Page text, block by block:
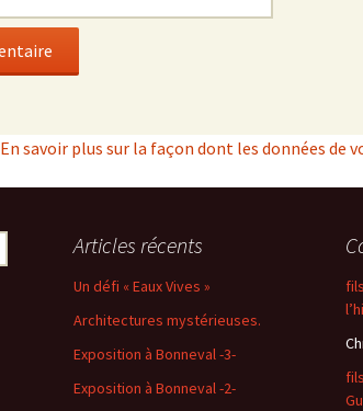
En savoir plus sur la façon dont les données de
Articles récents
Un défi « Eaux Vives »
Architectures mystérieuses.
Exposition à Bonneval -3-
Exposition à Bonneval -2-